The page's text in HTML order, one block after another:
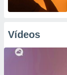
Vídeos